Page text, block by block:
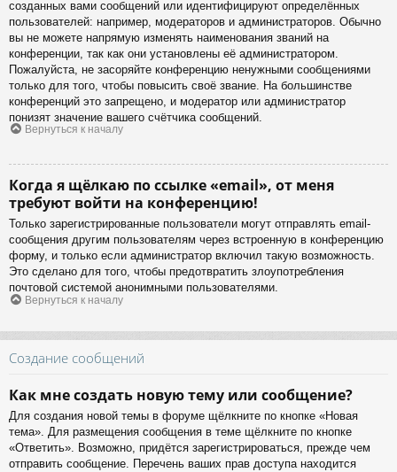
созданных вами сообщений или идентифицируют определённых
пользователей: например, модераторов и администраторов. Обычно
вы не можете напрямую изменять наименования званий на
конференции, так как они установлены её администратором.
Пожалуйста, не засоряйте конференцию ненужными сообщениями
только для того, чтобы повысить своё звание. На большинстве
конференций это запрещено, и модератор или администратор
понизят значение вашего счётчика сообщений.
Вернуться к началу
Когда я щёлкаю по ссылке «email», от меня
требуют войти на конференцию!
Только зарегистрированные пользователи могут отправлять email-
сообщения другим пользователям через встроенную в конференцию
форму, и только если администратор включил такую возможность.
Это сделано для того, чтобы предотвратить злоупотребления
почтовой системой анонимными пользователями.
Вернуться к началу
Создание сообщений
Как мне создать новую тему или сообщение?
Для создания новой темы в форуме щёлкните по кнопке «Новая
тема». Для размещения сообщения в теме щёлкните по кнопке
«Ответить». Возможно, придётся зарегистрироваться, прежде чем
отправить сообщение. Перечень ваших прав доступа находится